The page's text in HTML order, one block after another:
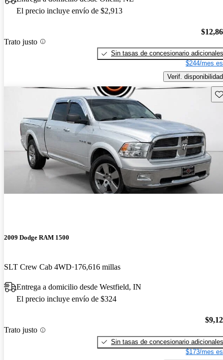
El precio incluye envío de $2,913
Trato justo
Sin tasas de concesionario adicionales
$244/mes
Verif. disponibilidad
2009 Dodge RAM 1500
SLT Crew Cab 4WD 176,616 millas
Entrega a domicilio desde Westfield, IN
El precio incluye envío de $324
Trato justo
Sin tasas de concesionario adicionales
$173/mes